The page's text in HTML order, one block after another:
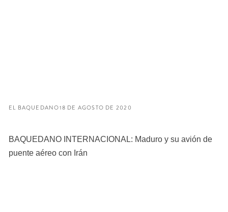
EL BAQUEDANO18 DE AGOSTO DE 2020
BAQUEDANO INTERNACIONAL: Maduro y su avión de
puente aéreo con Irán